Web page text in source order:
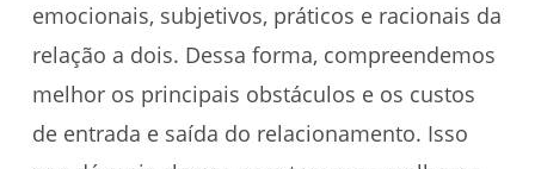
emocionais, subjetivos, práticos e racionais da
relação a dois. Dessa forma, compreendemos
melhor os principais obstáculos e os custos
de entrada e saída do relacionamento. Isso